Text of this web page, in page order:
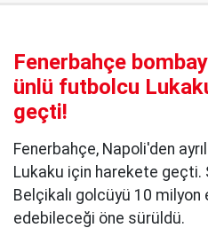
Fenerbahçe
ünlü futbolcu
geçti!
Fenerbahçe, Napoli'den
Lukaku için harekete geçti.
Belçikalı golcüyü 10 milyon
edebileceği öne sürüldü.